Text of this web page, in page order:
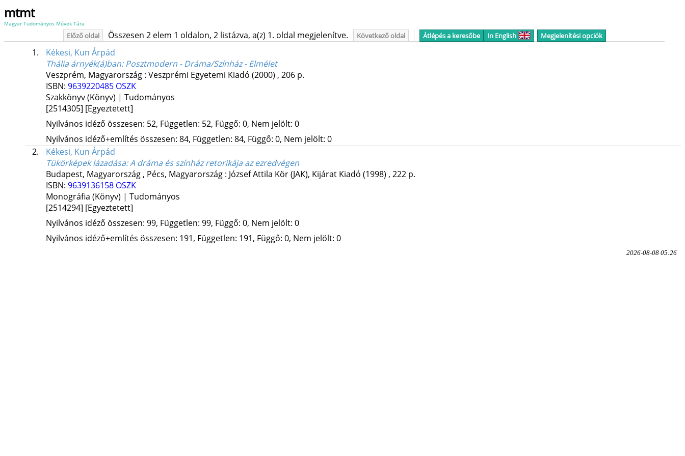
mtmt
Magyar Tudományos Művek Tára
Előző oldal Összesen 2 elem 1 oldalon, 2 listázva, a(z) 1. oldal megjelenítve. Következő oldal Átlépés a keresőbe In English Megjelenítési opciók
1.
Kékesi, Kun Árpád
Thália árnyék(á)ban: Posztmodern - Dráma/Színház - Elmélet
Veszprém, Magyarország : Veszprémi Egyetemi Kiadó (2000) , 206 p.
ISBN: 9639220485 OSZK
Szakkönyv (Könyv) | Tudományos
[2514305] [Egyeztetett]
Nyilvános idéző összesen: 52, Független: 52, Függő: 0, Nem jelölt: 0
Nyilvános idéző+említés összesen: 84, Független: 84, Függő: 0, Nem jelölt: 0
2.
Kékesi, Kun Árpád
Tükörképek lázadása: A dráma és színház retorikája az ezredvégen
Budapest, Magyarország , Pécs, Magyarország : József Attila Kör (JAK), Kijárat Kiadó (1998) , 222 p.
ISBN: 9639136158 OSZK
Monográfia (Könyv) | Tudományos
[2514294] [Egyeztetett]
Nyilvános idéző összesen: 99, Független: 99, Függő: 0, Nem jelölt: 0
Nyilvános idéző+említés összesen: 191, Független: 191, Függő: 0, Nem jelölt: 0
2026-08-08 05:26